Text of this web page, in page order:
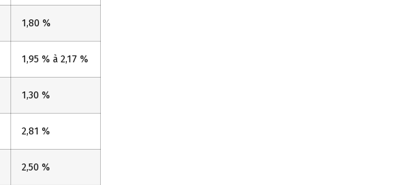
1,80 %
1,95 % à 2,17 %
1,30 %
2,81 %
2,50 %